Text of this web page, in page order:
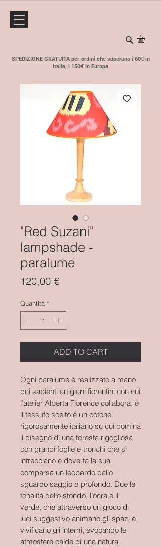
SPEDIZIONE GRATUITA per ordini che superano i 60€ in
Italia, i 150€ in Europa
"Red Suzani"
lampshade -
paralume
120,00 €Prezzo
Quantità *
ADD TO CART
Ogni paralume è realizzato a mano
dai sapienti artigiani fiorentini con cui
l’atelier Alberta Florence collabora, e
il tessuto scelto è un cotone
rigorosamente italiano su cui domina
il disegno di una foresta rigogliosa
con grandi foglie e tronchi che si
intrecciano e dove fa la sua
comparsa un leopardo dallo
sguardo saggio e profondo. Due le
tonalità dello sfondo, l’ocra e il
verde, che attraverso un gioco di
luci suggestivo animano gli spazi e
vivificano gli interni, evocando le
atmosfere calde di una natura